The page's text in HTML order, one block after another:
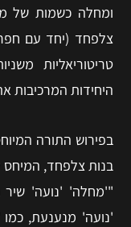
ומחלה כשמות של
צלפחד (יחד עם
טריטוריאליות
היחידות המרכיבות
בפירוש התורה
בנות צלפחד, המיחס
"'מחלה' 'נועה' שיר
'נועה' מנענעת, כמו